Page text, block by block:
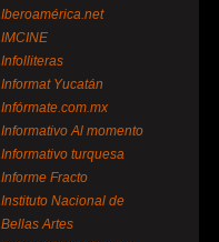
Iberoamérica.net
IMCINE
Infolliteras
Informat Yucatán
Infórmate.com.mx
Informativo Al momento
Informativo turquesa
Informe Fracto
Instituto Nacional de
Bellas Artes